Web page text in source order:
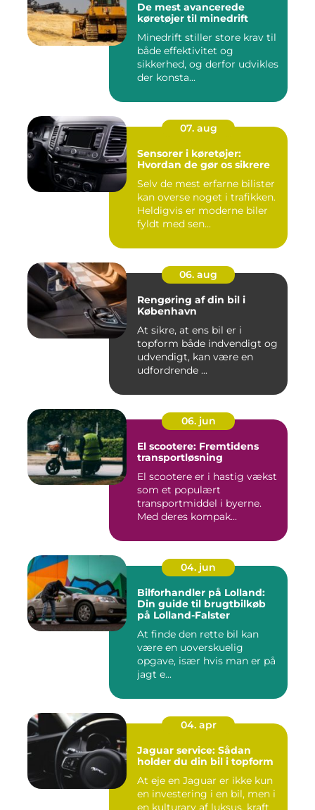
De mest avancerede
køretøjer til minedrift
Minedrift stiller store krav til
både effektivitet og
sikkerhed, og derfor udvikles
der konsta...
07. aug
Sensorer i køretøjer:
Hvordan de gør os sikrere
Selv de mest erfarne bilister
kan overse noget i trafikken.
Heldigvis er moderne biler
fyldt med sen...
06. aug
Rengøring af din bil i
København
At sikre, at ens bil er i
topform både indvendigt og
udvendigt, kan være en
udfordrende ...
06. jun
El scootere: Fremtidens
transportløsning
El scootere er i hastig vækst
som et populært
transportmiddel i byerne.
Med deres kompak...
04. jun
Bilforhandler på Lolland:
Din guide til brugtbilkøb
på Lolland-Falster
At finde den rette bil kan
være en uoverskuelig
opgave, især hvis man er på
jagt e...
04. apr
Jaguar service: Sådan
holder du din bil i topform
At eje en Jaguar er ikke kun
en investering i en bil, men i
en kulturarv af luksus, kraft